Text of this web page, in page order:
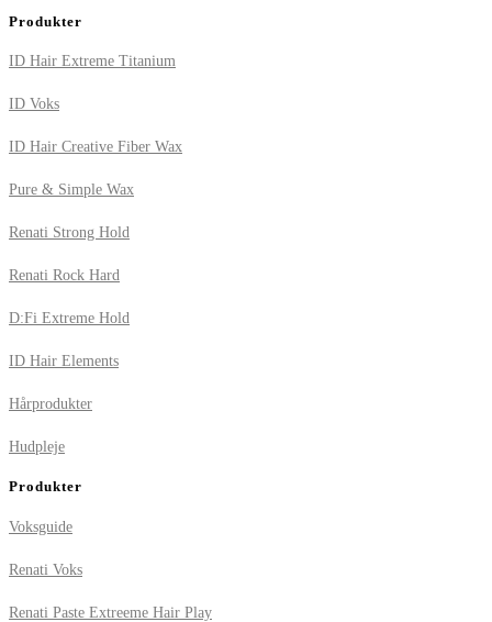
Produkter
ID Hair Extreme Titanium
ID Voks
ID Hair Creative Fiber Wax
Pure & Simple Wax
Renati Strong Hold
Renati Rock Hard
D:Fi Extreme Hold
ID Hair Elements
Hårprodukter
Hudpleje
Produkter
Voksguide
Renati Voks
Renati Paste Extreeme Hair Play